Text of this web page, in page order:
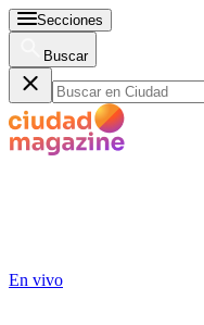
Secciones
Buscar
En vivo